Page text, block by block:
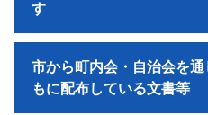
す
市から町内会・自治会を
もに配布している文書等